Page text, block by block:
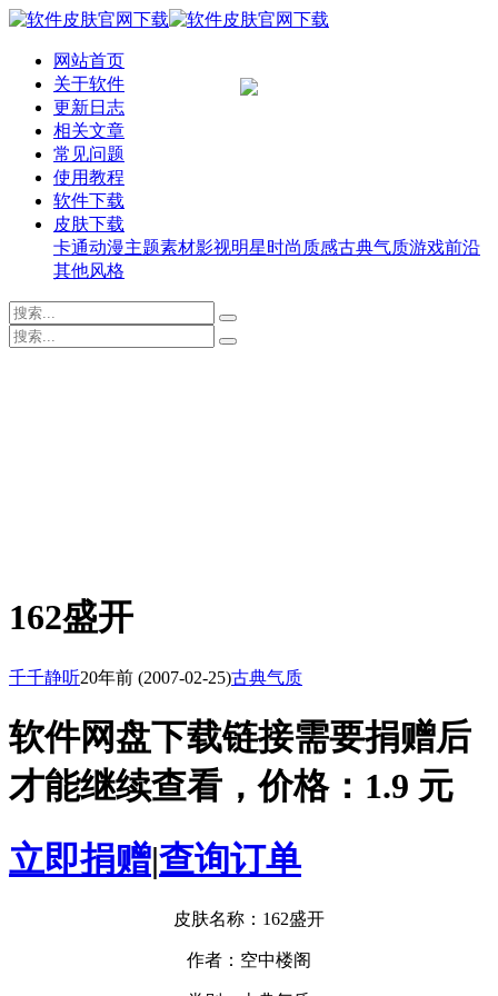
网站首页
关于软件
更新日志
相关文章
常见问题
使用教程
软件下载
皮肤下载
卡通动漫主题素材影视明星时尚质感古典气质游戏前沿
其他风格
162盛开
千千静听20年前 (2007-02-25)古典气质
软件网盘下载链接需要捐赠后
才能继续查看，价格：1.9 元
立即捐赠|查询订单
皮肤名称：162盛开
作者：空中楼阁